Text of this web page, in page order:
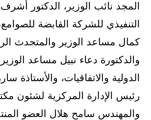
المجد نائب الوزير، الدكتور
التنفيذي للشركة القابضة
كمال مساعد الوزير والمتحدث
والدكتورة دعاء نبيل مساعد
الدولية والاتفاقيات، والأستاذة
رئيس الإدارة المركزية لشئون
والمهندس سامح هلال العضو